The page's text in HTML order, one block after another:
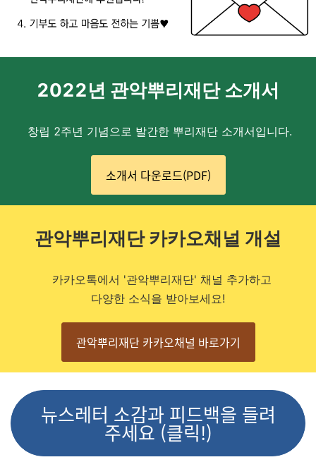
2022년 관악뿌리재단 소개서
창립 2주년 기념으로 발간한 뿌리재단 소개서입니다.
소개서 다운로드(PDF)
관악뿌리재단 카카오채널 개설
카카오톡에서 '관악뿌리재단' 채널 추가하고
다양한 소식을 받아보세요!
관악뿌리재단 카카오채널 바로가기
뉴스레터 소감과 피드백을 들려
주세요 (클릭!)